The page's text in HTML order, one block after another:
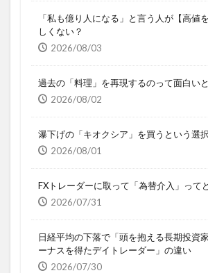
「私も億り人になる」と言う人が【高値
しくない？
2026/08/03
過去の「料理」を再現するのって面白い
2026/08/02
瀑下げの「キオクシア」を買うという選
2026/08/01
FXトレーダーに取って「為替介入」って
2026/07/31
日経平均の下落で「頭を抱える長期投資
ーナスを得たデイトレーダー」の違い
2026/07/30